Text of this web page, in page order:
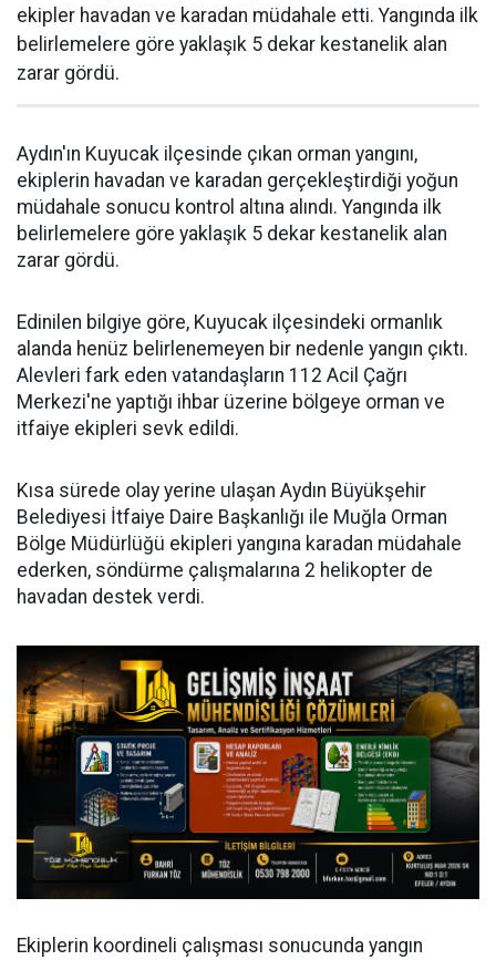
ekipler havadan ve karadan müdahale etti. Yangında ilk
belirlemelere göre yaklaşık 5 dekar kestanelik alan
zarar gördü.
Aydın'ın Kuyucak ilçesinde çıkan orman yangını,
ekiplerin havadan ve karadan gerçekleştirdiği yoğun
müdahale sonucu kontrol altına alındı. Yangında ilk
belirlemelere göre yaklaşık 5 dekar kestanelik alan
zarar gördü.
Edinilen bilgiye göre, Kuyucak ilçesindeki ormanlık
alanda henüz belirlenemeyen bir nedenle yangın çıktı.
Alevleri fark eden vatandaşların 112 Acil Çağrı
Merkezi'ne yaptığı ihbar üzerine bölgeye orman ve
itfaiye ekipleri sevk edildi.
Kısa sürede olay yerine ulaşan Aydın Büyükşehir
Belediyesi İtfaiye Daire Başkanlığı ile Muğla Orman
Bölge Müdürlüğü ekipleri yangına karadan müdahale
ederken, söndürme çalışmalarına 2 helikopter de
havadan destek verdi.
Ekiplerin koordineli çalışması sonucunda yangın